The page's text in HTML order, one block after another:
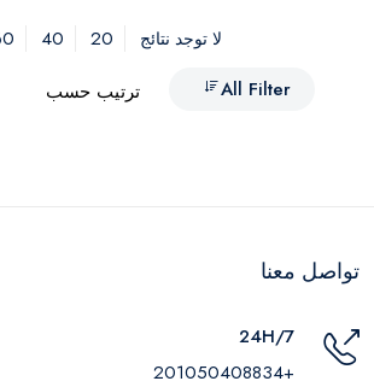
لا توجد نتائج 20
40
All Filter
ترتيب حسب
تواصل معنا
24H/7
+201050408834